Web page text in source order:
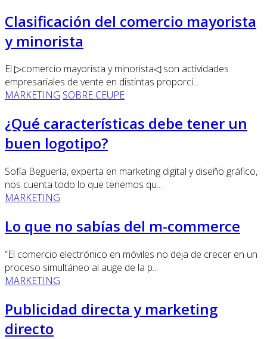
Clasificación del comercio mayorista
y minorista
El ▷comercio mayorista y minorista◁ son actividades
empresariales de vente en distintas proporci...
MARKETING SOBRE CEUPE
¿Qué características debe tener un
buen logotipo?
Sofía Beguería, experta en marketing digital y diseño gráfico,
nos cuenta todo lo que tenemos qu...
MARKETING
Lo que no sabías del m-commerce
“El comercio electrónico en móviles no deja de crecer en un
proceso simultáneo al auge de la p...
MARKETING
Publicidad directa y marketing
directo